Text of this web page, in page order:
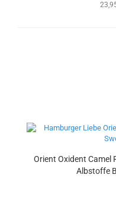
Orient Oxident Camel
Albstoffe